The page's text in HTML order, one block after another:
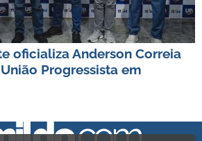
oficializa Anderson Correia
Progressista em